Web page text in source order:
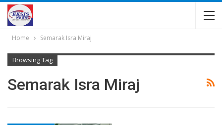
Home Semarak Isra Miraj
Browsing Tag
Semarak Isra Miraj